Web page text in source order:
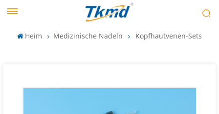
Heim Medizinische Nadeln Kopfhautvenen-Sets